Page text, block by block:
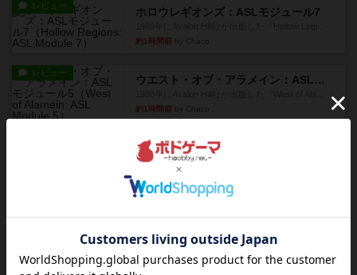
レビュー ホロウレギオンズ：ASLモジュール7
約1時間前
レビュー
ウエスト・オブ・アラメイン：ASLモジュール5
約1時間前
ヤンクス：ASLモジュール3
1987年にAvalon Hill社が出版した『Yanks』に付属
約1時間前 by Chaco
レビュー
1986年にAvalon Hill社が出版した『Paratrooper...
約1時間前